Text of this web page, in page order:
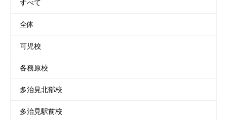
すべて
全体
可児校
各務原校
多治見北部校
多治見駅前校